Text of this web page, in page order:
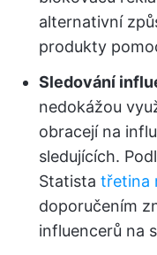
alternativní
produkty
Sledování
nedokážou
obracejí na
sledujících.
Statista třetina
doporučením
influencerů na